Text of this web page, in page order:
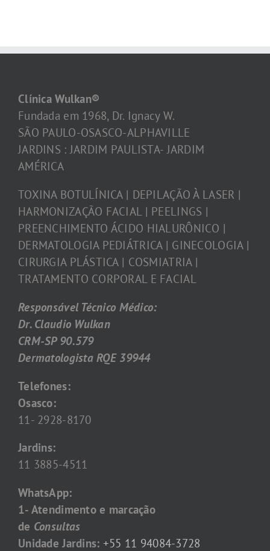
Clínica Wulkan®
Fundada em 1968, Dr. Ignacy W.
SÃO PAULO-OSASCO-ALPHAVILLE
JARDINS : JARDIM PAULISTA- JARDIM
AMÉRICA
TOXINA BOTULÍNICA | DEPILAÇÃO À LASER |
HARMONIZAÇÃO FACIAL | PEELINGS |
PREENCHIMENTO ÁCIDO HIALURÔNICO |
DERMATOLOGIA PEDIÁTRICA | GINECOLOGIA |
CIRURGIA PLÁSTICA | COSMIATRIA |
TRATAMENTO CORPORAL E FACIAL
Responsável Técnico Médico:
Dr. Claudio Wulkan
CRM-SP 90.579
Dermatologista RQE 39944
Telefones:
Osasco:
11- 2928-8170
Jardins:
11 3885-4511
WhatsApp:
1- Atendimento e marcação
de Consultas
Unidade Jardins: +55 11 94084-3728